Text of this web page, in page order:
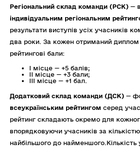
Регіональний склад команди (РСК) —
індивідуальним регіональним
результати виступів усіх учасників
два роки. За кожен отриманий диплом
рейтингові бали:
І місце — +5 балів;
II місце — +3 бали;
III місце — +1 бал.
Додатковий склад команди (ДСК) —
всеукраїнським рейтингом серед
рейтинг складають окремо для
впорядковуючи учасників за
найбільшого до найменшого. Кількість